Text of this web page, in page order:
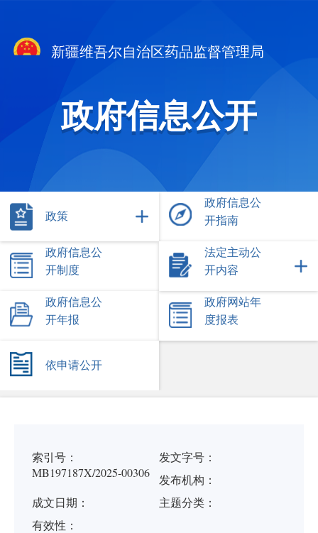
新疆维吾尔自治区药品监督管理局
政府信息公开
政策
政府信息公
开指南
政府信息公
开制度
法定主动公
开内容
政府信息公
开年报
政府网站年
度报表
依申请公开
索引号：
MB197187X/2025-00306
发文字号：
发布机构：
成文日期：
主题分类：
有效性：